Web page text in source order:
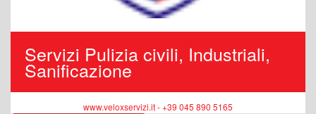
Servizi Pulizia civili, Industriali,
Sanificazione
www.veloxservizi.it - +39 045 890 5165